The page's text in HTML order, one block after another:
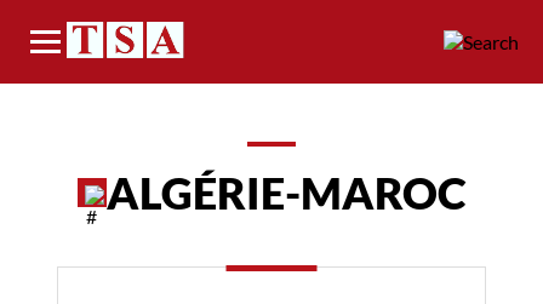
Menu
ALGÉRIE-MAROC